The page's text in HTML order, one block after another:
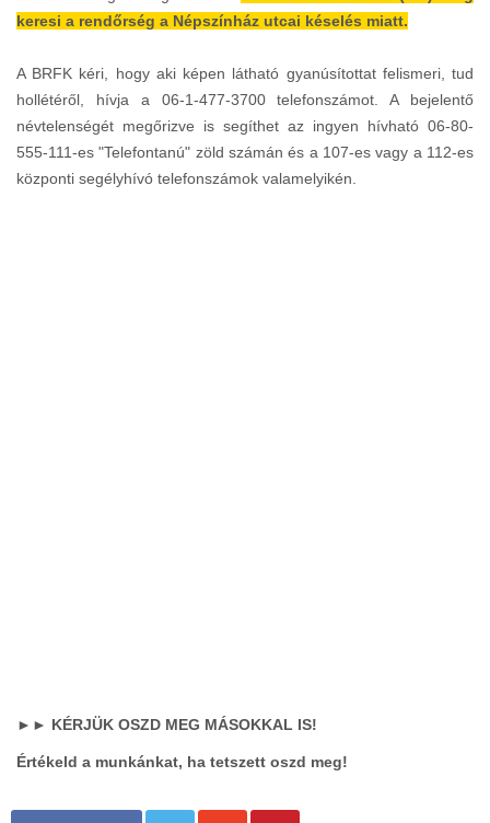
keresi a rendőrség a Népszínház utcai késelés miatt.
A BRFK kéri, hogy aki képen látható gyanúsítottat felismeri, tud
hollétéről, hívja a 06-1-477-3700 telefonszámot. A bejelentő
névtelenségét megőrizve is segíthet az ingyen hívható 06-80-
555-111-es "Telefontanú" zöld számán és a 107-es vagy a 112-es
központi segélyhívó telefonszámok valamelyikén.
►► KÉRJÜK OSZD MEG MÁSOKKAL IS!
Értékeld a munkánkat, ha tetszett oszd meg!